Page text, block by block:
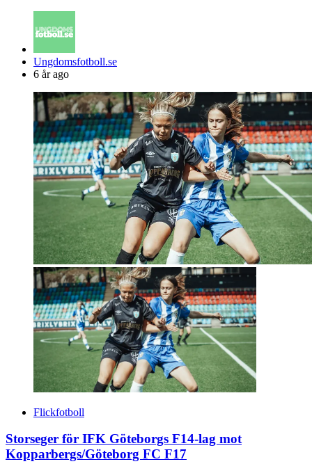
Posted
by
Ungdomsfotboll.se
6 år ago
Flickfotboll
Storseger för IFK Göteborgs F14-lag mot
Kopparbergs/Göteborg FC F17